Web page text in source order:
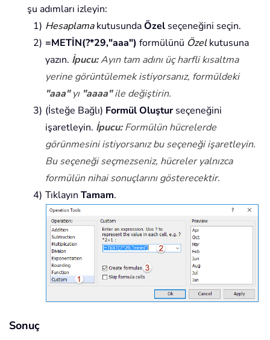
şu adımları izleyin:
Hesaplama kutusundaÖzel seçeneğini seçin.
=METİN(?*29,"aaa") formülünü Özelkutusuna
yazın. İpucu:Ayın tam adını üç harfli kısaltma
yerine görüntülemek istiyorsanız, formüldeki
"aaa"yı "aaaa"ile değiştirin.
(İsteğe Bağlı) Formül Oluşturseçeneğini
işaretleyin. İpucu: Formülün hücrelerde
görünmesini istiyorsanız bu seçeneği işaretleyin.
Bu seçeneği seçmezseniz, hücreler yalnızca
formülün nihai sonuçlarını gösterecektir.
Tıklayın Tamam.
Sonuç